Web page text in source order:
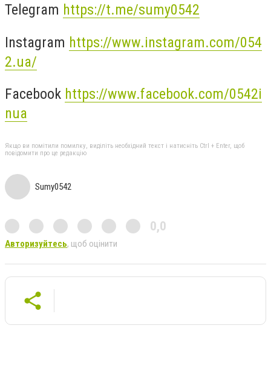
Telegram https://t.me/sumy0542
Instagram https://www.instagram.com/054
2.ua/
Facebook https://www.facebook.com/0542i
nua
Якщо ви помітили помилку, виділіть необхідний текст і натисніть Ctrl + Enter, щоб
повідомити про це редакцію
Sumy0542
0,0
Авторизуйтесь, щоб оцінити